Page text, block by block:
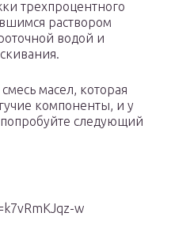
трехпроцентного
раствором
водой и
масел, которая
компоненты, и у
попробуйте следующий
w